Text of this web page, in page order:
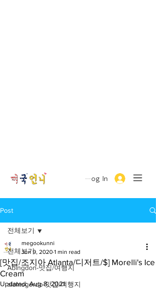
Log In
Post
전체보기
Abingdon-맛집/여행지
alamogordo-맛집/여행지
전체보기
[맛집/조지아 Atlanta/디저트/$] Morelli's Ice
Cream
megookunni
Jun 9, 2020 1 min read
Updated:Aug 8, 2021